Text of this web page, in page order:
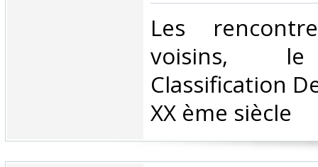
‎Les
voisins, le
Classification
XX ème siècle‎